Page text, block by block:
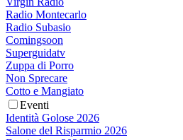
Radio Montecarlo
Radio Subasio
Comingsoon
Superguidatv
Zuppa di Porro
Non Sprecare
Cotto e Mangiato
Eventi
Identità Golose 2026
Salone del Risparmio 2026